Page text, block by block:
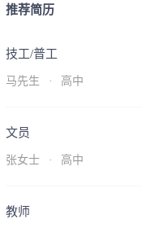
推荐简历
技工/普工
马先生 · 高中
文员
张女士 · 高中
教师